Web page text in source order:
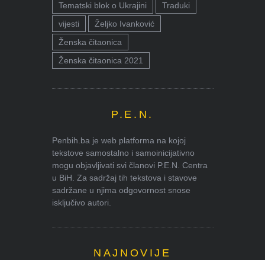
Tematski blok o Ukrajini
Traduki
vijesti
Željko Ivanković
Ženska čitaonica
Ženska čitaonica 2021
P.E.N.
Penbih.ba je web platforma na kojoj
tekstove samostalno i samoinicijativno
mogu objavljivati svi članovi P.E.N. Centra
u BiH. Za sadržaj tih tekstova i stavove
sadržane u njima odgovornost snose
isključivo autori.
NAJNOVIJE